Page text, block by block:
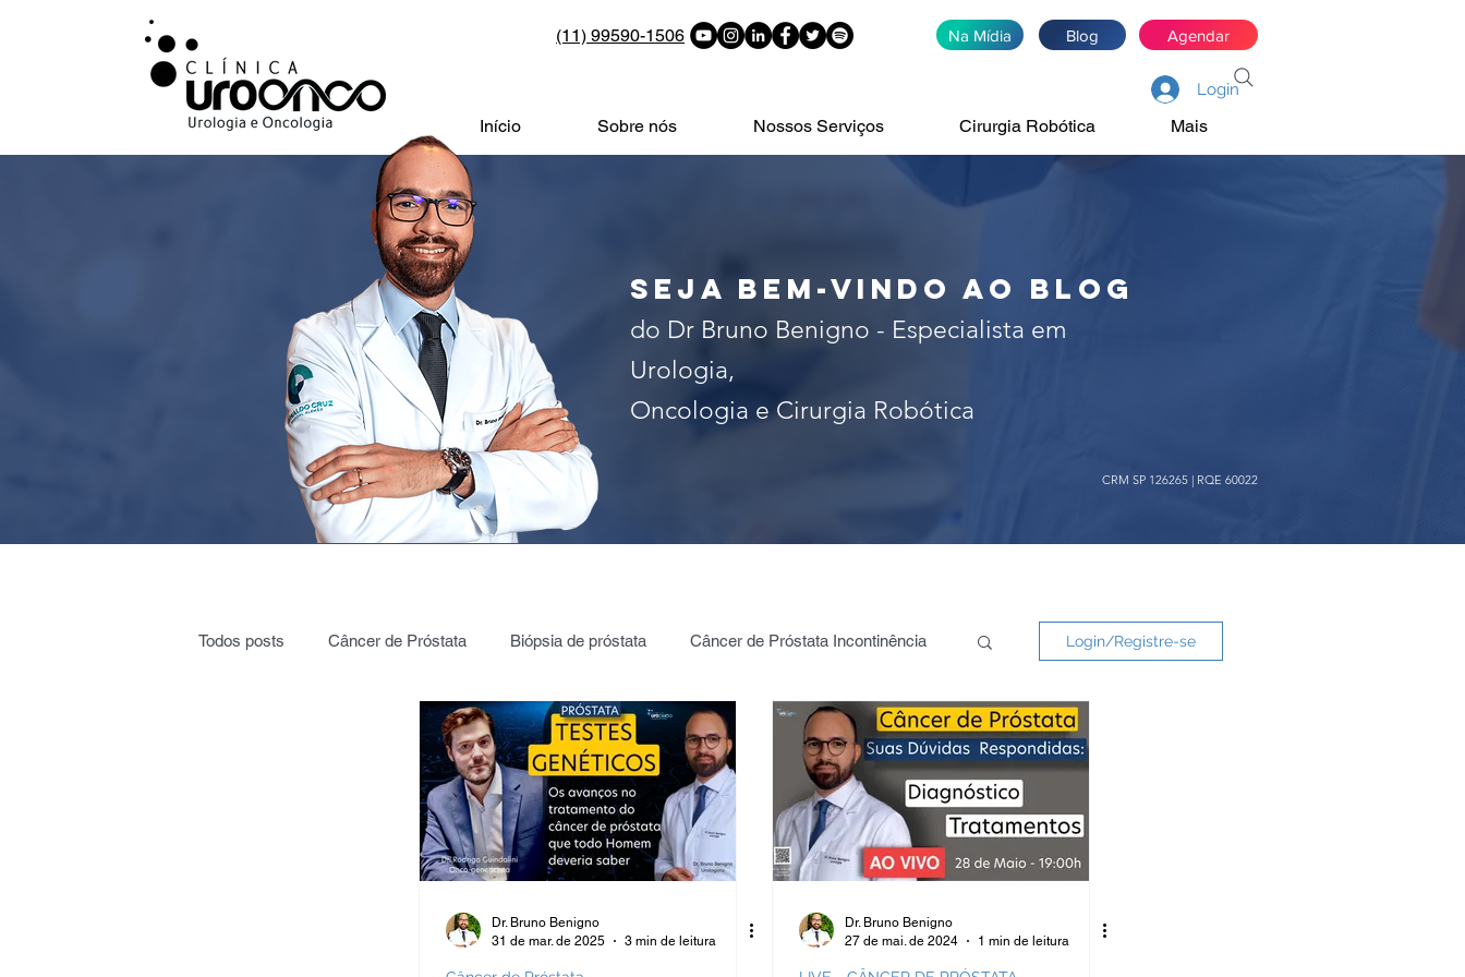
(11) 99590-1506 Na Mídia Blog Agendar
Login
Início Sobre nós Nossos Serviços Cirurgia Robótica Mais
Urologista especialista no tratamento do câncer de próstata, rim e
bexiga, na cidada de São Paulo. Especialista em cirurgia robótica
da prostata.
seja bem-vindo ao blog
do Dr Bruno Benigno - Especialista em
Urologia,
Oncologia e Cirurgia Robótica
CRM SP 126265 | RQE 60022
Todos posts Câncer de Próstata Biópsia de próstata Câncer de Próstata Incontinência
Radioterapia câncer de Próstata PROSTATA: PSA | 4K | PHI | PCA3
Vasectomia Testículos | Câncer Câncer de bexiga
Login/Registre-se
Dr. Bruno Benigno
31 de mar. de 2025
3 min de leitura
Dr. Bruno Benigno
27 de mai. de 2024
1 min de leitura